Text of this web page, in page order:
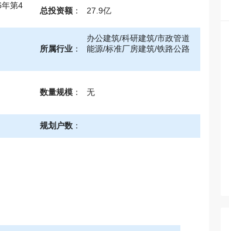
第4
总投资额 ： 27.9亿
所属行业 ：
办公建筑/科研建筑/市政管道
能源/标准厂房建筑/铁路公路
数量规模 ： 无
规划户数 ：